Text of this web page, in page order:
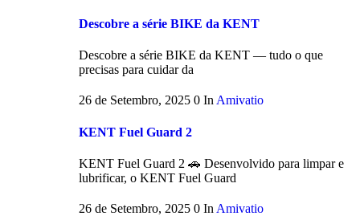
Descobre a série BIKE da KENT
Descobre a série BIKE da KENT — tudo o que
precisas para cuidar da
26 de Setembro, 2025 0 In Amivatio
KENT Fuel Guard 2
KENT Fuel Guard 2 🚗 Desenvolvido para limpar e
lubrificar, o KENT Fuel Guard
26 de Setembro, 2025 0 In Amivatio